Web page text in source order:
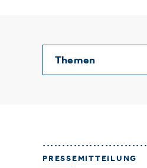
Themen
PRESSEMITTEILUNG